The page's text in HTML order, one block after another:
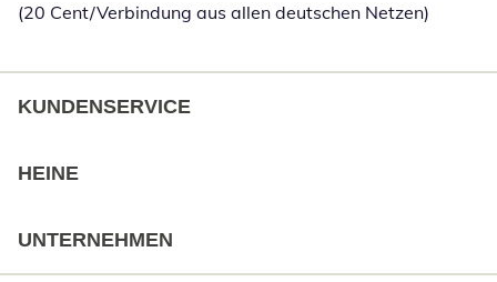
(20 Cent/Verbindung aus allen deutschen Netzen)
KUNDENSERVICE
HEINE
UNTERNEHMEN